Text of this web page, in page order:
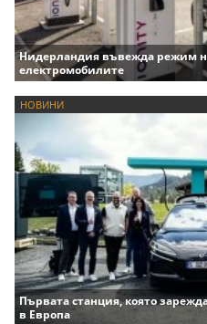
Нидерландия въвежда режим
електромобилите
НОВИНИ
Първата станция, която
в Европа